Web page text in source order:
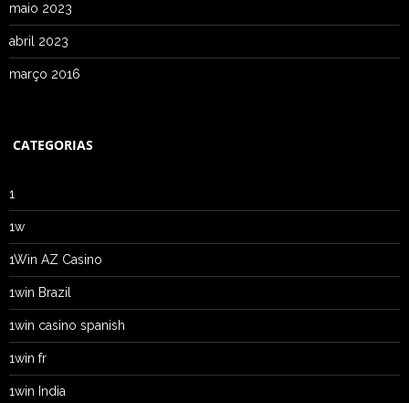
maio 2023
abril 2023
março 2016
CATEGORIAS
1
1w
1Win AZ Casino
1win Brazil
1win casino spanish
1win fr
1win India